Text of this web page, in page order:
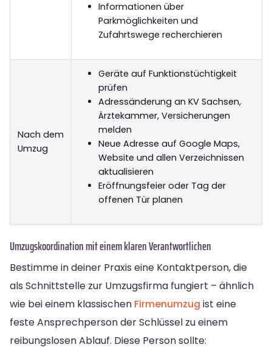
Informationen über
Parkmöglichkeiten und
Zufahrtswege recherchieren
Nach dem
Umzug
Geräte auf Funktionstüchtigkeit
prüfen
Adressänderung an KV Sachsen,
Ärztekammer, Versicherungen
melden
Neue Adresse auf Google Maps,
Website und allen Verzeichnissen
aktualisieren
Eröffnungsfeier oder Tag der
offenen Tür planen
Umzugskoordination mit einem klaren Verantwortlichen
Bestimme in deiner Praxis eine Kontaktperson, die
als Schnittstelle zur Umzugsfirma fungiert – ähnlich
wie bei einem klassischen Firmenumzug ist eine
feste Ansprechperson der Schlüssel zu einem
reibungslosen Ablauf. Diese Person sollte: